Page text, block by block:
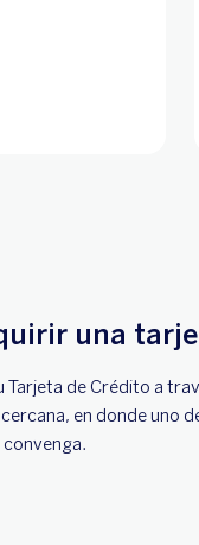
una
de Crédito a
en donde uno